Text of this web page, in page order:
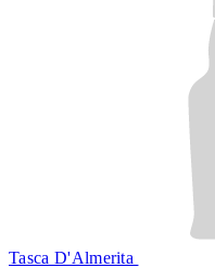
Tasca D'Almerita